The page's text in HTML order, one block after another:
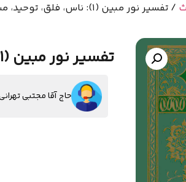
/ تفسیر نور مبین (1): ناس، فلق، توحید، مسد، نصر، کافرون
تفسیر نور مبین (1): ناس، فلق، توحید، مسد، نصر، کافرون
حاج آقا مجتبی